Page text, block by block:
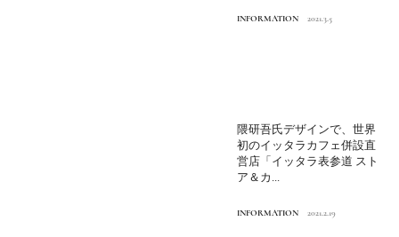
INFORMATION 2021.3.5
隈研吾氏デザインで、世界
初のイッタラカフェ併設直
営店「イッタラ表参道 スト
ア＆カ...
INFORMATION 2021.2.19